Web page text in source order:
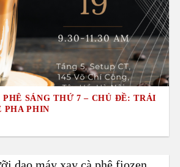
PHÊ SÁNG THỨ 7 – CHỦ ĐỀ: TRẢI
PHA PHIN